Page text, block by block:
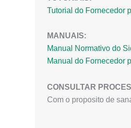
Tutorial do Fornecedor
MANUAIS:
Manual Normativo do
Manual do Fornecedor
CONSULTAR
Com o proposito de